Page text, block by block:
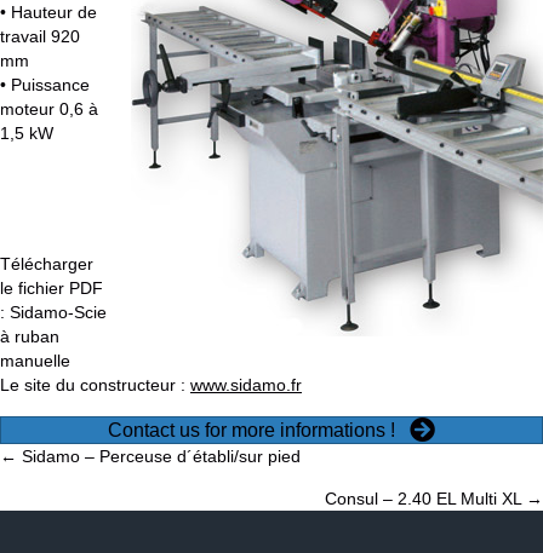
• Hauteur de
travail 920
mm
• Puissance
moteur 0,6 à
1,5 kW
Télécharger
le fichier PDF
: Sidamo-Scie
à ruban
manuelle
Le site du constructeur : www.sidamo.fr
Contact us for more informations !
Posts
navigation
← Sidamo – Perceuse d´établi/sur pied
Consul – 2.40 EL Multi XL →